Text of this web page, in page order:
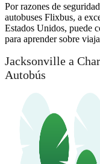
Por razones de
autobuses Flixbus, a
Estados Unidos, puede
para aprender sobre
Jacksonville a
Autobús